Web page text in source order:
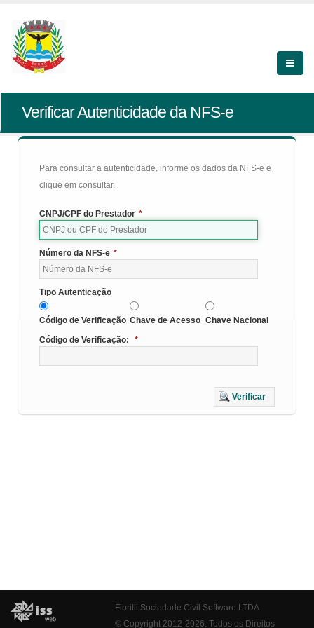
Verificar Autenticidade da NFS-e
Para consultar a autenticidade, informe os dados da NFS-e e
clique em consultar.
CNPJ/CPF do Prestador *
Número da NFS-e *
Tipo Autenticação
Código de Verificação Chave de Acesso Chave Nacional
Código de Verificação:
*
Verificar
Fiorilli Sociedade Civil Software LTDA
© Copyright 2012-2026. Todos os Direitos